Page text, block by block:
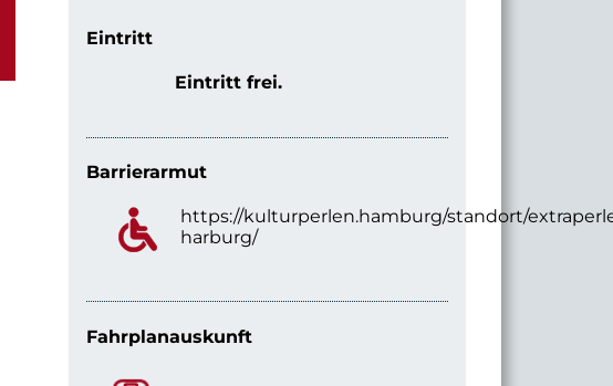
Eintritt
Eintritt frei.
Barrierarmut
https://kulturperlen.hamburg/standort/
harburg/
Fahrplanauskunft